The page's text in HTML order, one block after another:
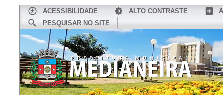
ACESSIBILIDADE ALTO CONTRASTE
PESQUISAR NO SITE